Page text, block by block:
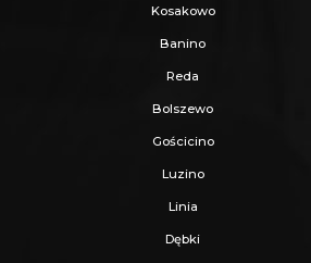
się z naszą
łączy w sobie nowoczesność,
doskonałą lokalizację!
Kosakowo
Banino
Reda
Bolszewo
Gościcino
Luzino
Linia
Dębki